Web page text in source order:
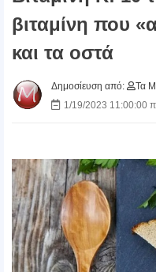
βιταμίνη που
και τα οστά
Δημοσίευση από:
Τα
1/19/2023 11:00:00